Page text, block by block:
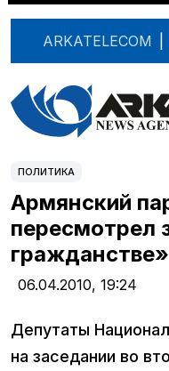
ARKATELECOM
ПОЛИТИКА
Армянский
пересмотрел
гражданстве»
06.04.2010, 19:24
Депутаты
на заседании во